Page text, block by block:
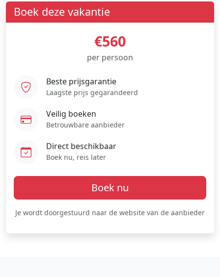
Boek deze vakantie
€560
per persoon
Beste prijsgarantie
Laagste prijs gegarandeerd
Veilig boeken
Betrouwbare aanbieder
Direct beschikbaar
Boek nu, reis later
Boek nu
Je wordt doorgestuurd naar de website van de aanbieder